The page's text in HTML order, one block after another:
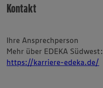
Kontakt
Ihre Ansprechperson
Mehr über EDEKA Südwest:
https://karriere-edeka.de/